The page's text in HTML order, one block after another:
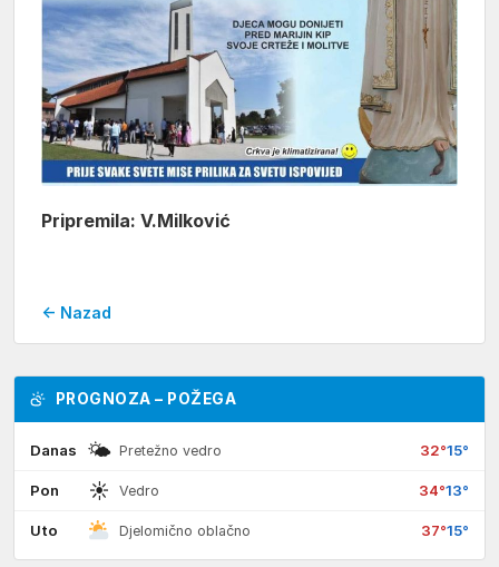
Pripremila: V.Milković
← Nazad
PROGNOZA – POŽEGA
Danas 🌤 Pretežno vedro 32°15°
Pon ☀ Vedro 34°13°
Uto Djelomično oblačno 37°15°